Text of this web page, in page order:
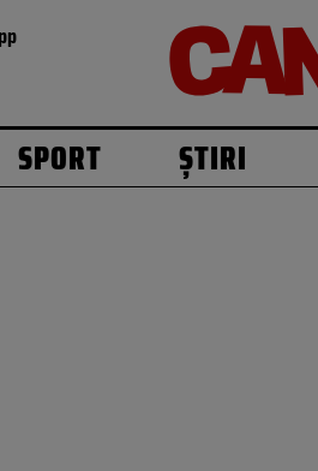
SPORT ȘTIRI